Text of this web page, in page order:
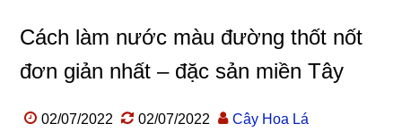
Cách làm nước màu đường thốt nốt
đơn giản nhất – đặc sản miền Tây
02/07/2022 02/07/2022 Cây Hoa Lá